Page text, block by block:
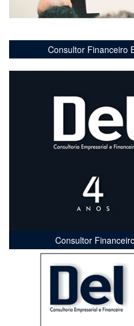
Consultor Financeiro
Consultor